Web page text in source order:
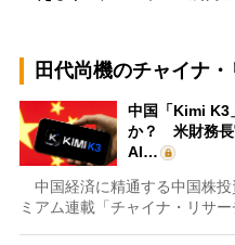
田代尚機のチャイナ
中国「Kimi K3
か？ 米財務長
AI…
中国経済に精通する中国株投
ミアム連載「チャイナ・リサ